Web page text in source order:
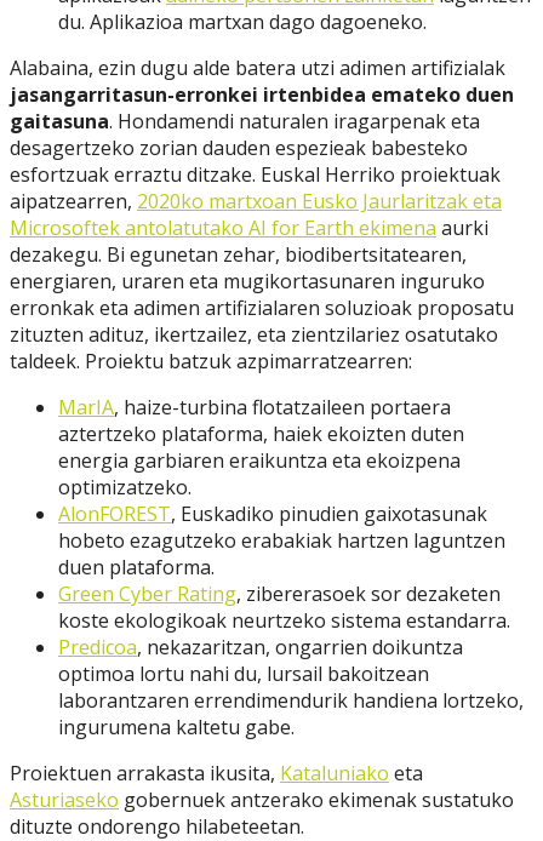
du. Aplikazioa martxan dago dagoeneko.
Alabaina, ezin dugu alde batera utzi adimen artifizialak
jasangarritasun-erronkei irtenbidea emateko duen
gaitasuna. Hondamendi naturalen iragarpenak eta
desagertzeko zorian dauden espezieak babesteko
esfortzuak erraztu ditzake. Euskal Herriko proiektuak
aipatzearren, 2020ko martxoan Eusko Jaurlaritzak eta
Microsoftek antolatutako AI for Earth ekimena aurki
dezakegu. Bi egunetan zehar, biodibertsitatearen,
energiaren, uraren eta mugikortasunaren inguruko
erronkak eta adimen artifizialaren soluzioak proposatu
zituzten adituz, ikertzailez, eta zientzilariez osatutako
taldeek. Proiektu batzuk azpimarratzearren:
MarIA, haize-turbina flotatzaileen portaera
aztertzeko plataforma, haiek ekoizten duten
energia garbiaren eraikuntza eta ekoizpena
optimizatzeko.
AlonFOREST, Euskadiko pinudien gaixotasunak
hobeto ezagutzeko erabakiak hartzen laguntzen
duen plataforma.
Green Cyber Rating, zibererasoek sor dezaketen
koste ekologikoak neurtzeko sistema estandarra.
Predicoa, nekazaritzan, ongarrien doikuntza
optimoa lortu nahi du, lursail bakoitzean
laborantzaren errendimendurik handiena lortzeko,
ingurumena kaltetu gabe.
Proiektuen arrakasta ikusita, Kataluniako eta
Asturiaseko gobernuek antzerako ekimenak sustatuko
dituzte ondorengo hilabeteetan.